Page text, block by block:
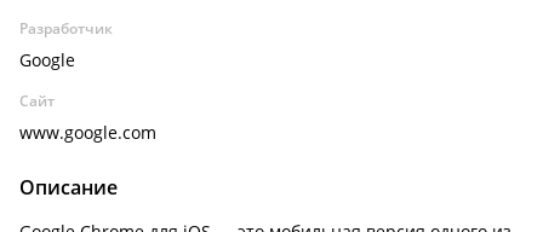
Разработчик
Google
Сайт
www.google.com
Описание